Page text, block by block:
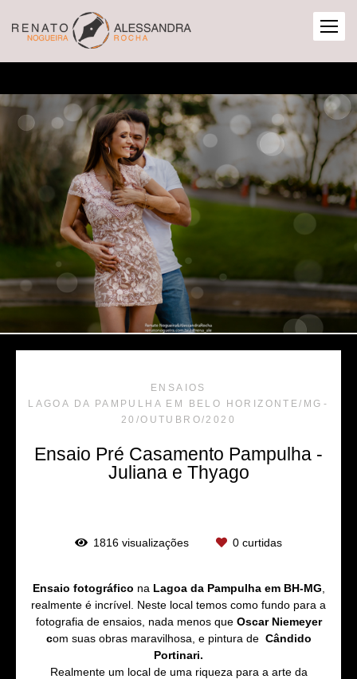
ENSAIOS
LAGOA DA PAMPULHA EM BELO HORIZONTE/MG
20/OUTUBRO/2020
Ensaio Pré Casamento Pampulha -
Juliana e Thyago
1816 visualizações 0 curtidas
Ensaio fotográfico na Lagoa da Pampulha em BH-MG
realmente é incrível. Neste local temos como fundo para a
fotografia de ensaios, nada menos que Oscar Niemeyer
com suas obras maravilhosa, e pintura de Cândido
Portinari.
Realmente um local de uma riqueza para a arte da